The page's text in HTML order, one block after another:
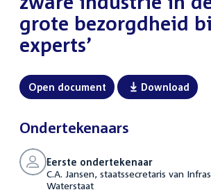
grote bezorgdheid
experts’
Open document Download
Ondertekenaars
Eerste ondertekenaar
C.A. Jansen, staatssecretaris van
Waterstaat